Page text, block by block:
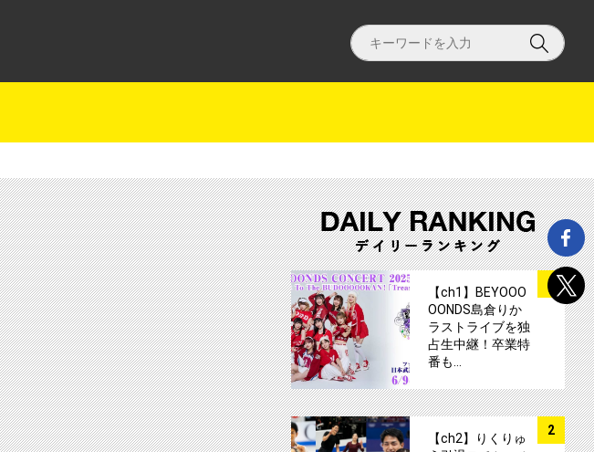
能の魅力を伝える「WAGEI」特別公演 ～創作話芸フェス～ 開催！サムネイル 1
【ch1】BEYOOO
OONDS島倉りか
ラストライブを独
占生中継！卒業特
番も…
2
【ch2】りくりゅ